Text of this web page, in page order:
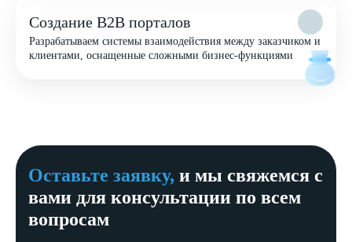
Создание B2B порталов
Разрабатываем системы взаимодействия между заказчиком и
клиентами, оснащенные сложными бизнес-функциями
Оставьте заявку, и мы свяжемся с
вами для консультации по всем
вопросам